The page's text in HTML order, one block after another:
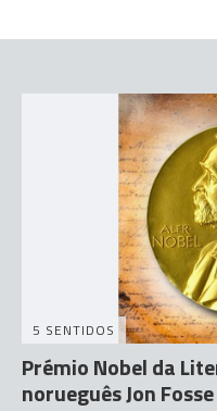
5 SENTIDOS
Prémio Nobel da
norueguês Jon Fosse